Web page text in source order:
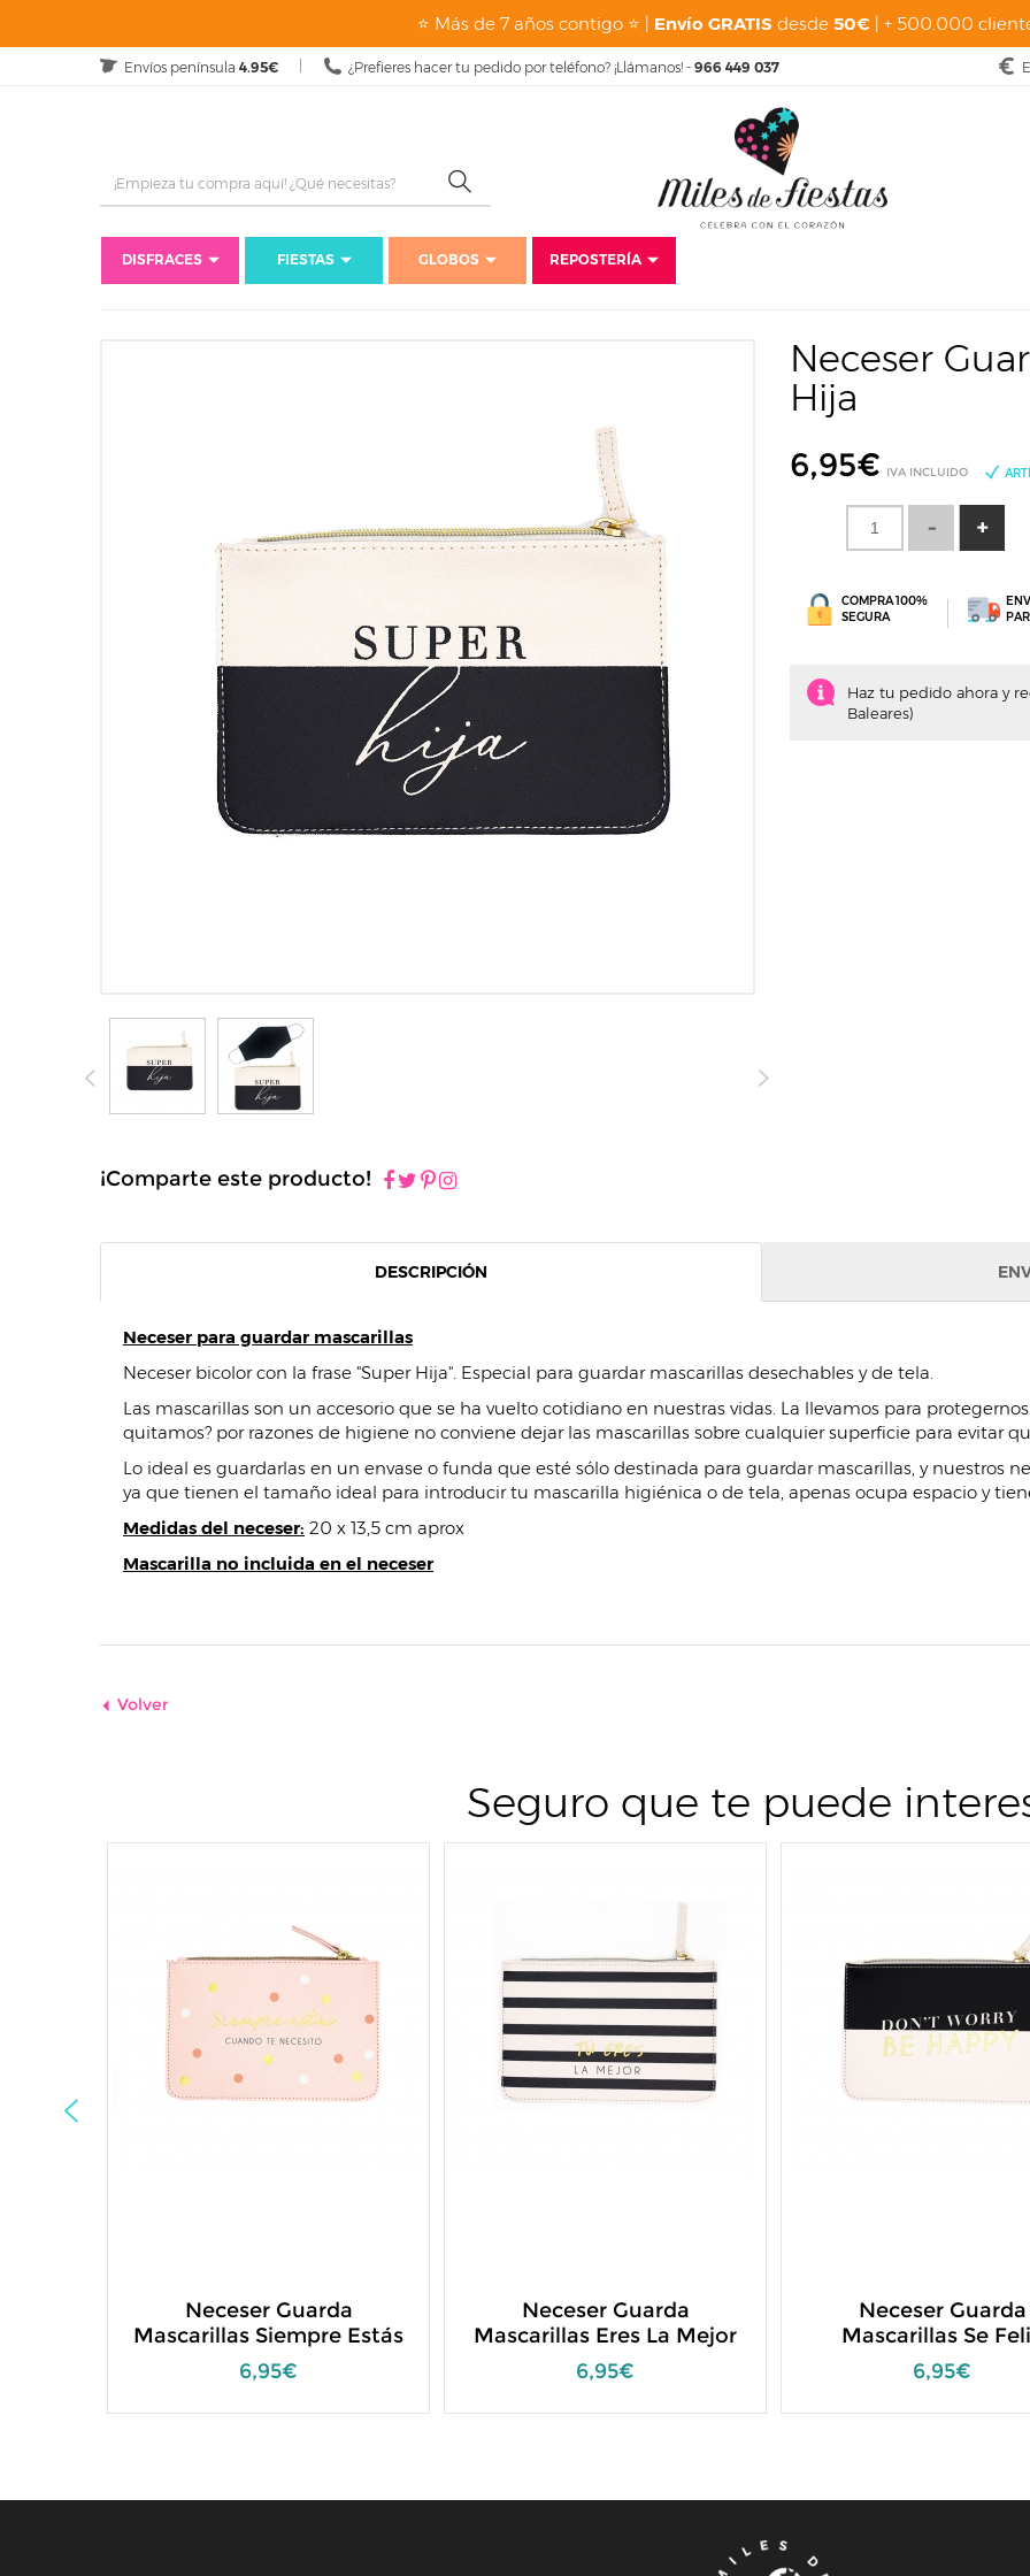
⭐ Más de 7 años contigo ⭐ | Envío GRATIS desde 50€ | + 500.000
Envíos península 4.95€ ¿Prefieres hacer tu pedido por teléfono? ¡Llámanos! - 966 449 037
DISFRACES FIESTAS GLOBOS
REPOSTERÍA
Inicio
Disfraces Complementos Mascarillas Reutilizables de Tela
¡Comparte este producto!
Neceser
Hija
6,95€ IVA INCLUIDO
COMPRA 100%
SEGURA
Haz tu pedido ahora y
Baleares)
DESCRIPCIÓN
Neceser para guardar mascarillas
Neceser bicolor con la frase "Super Hija". Especial para guardar mascarillas desechables y de tela.
Las mascarillas son un accesorio que se ha vuelto cotidiano en nuestras vidas. La llevamos para
quitamos? por razones de higiene no conviene dejar las mascarillas sobre cualquier superficie para evitar
Lo ideal es guardarlas en un envase o funda que esté sólo destinada para guardar mascarillas, y nuestros
ya que tienen el tamaño ideal para introducir tu mascarilla higiénica o de tela, apenas ocupa espacio y
Medidas del neceser: 20 x 13,5 cm aprox
Mascarilla no incluida en el neceser
Volver
Seguro que te puede
Neceser Guarda
Mascarillas Siempre Estás
6,95€
Neceser Guarda
Mascarillas Eres La Mejor
6,95€
Neceser Guarda
Mascarillas Se
6,95€